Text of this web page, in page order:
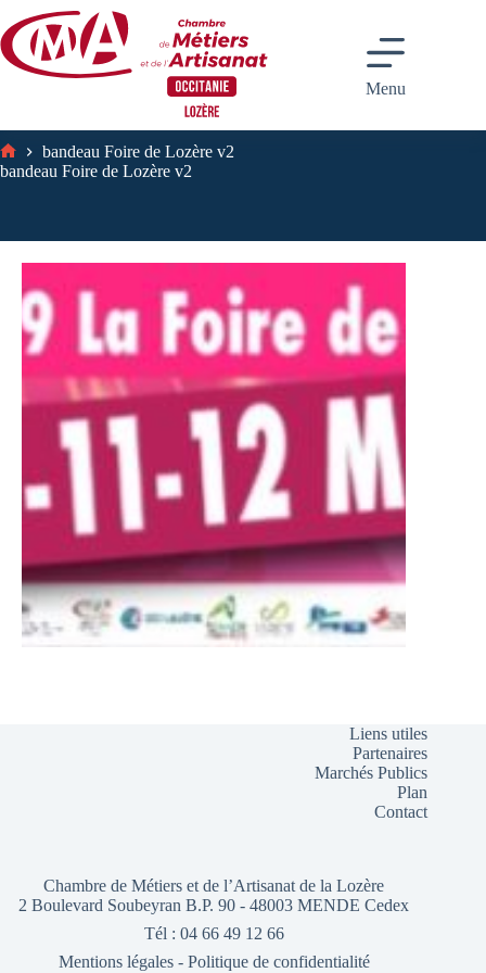
au
contenu
Menu
Accueil
bandeau Foire de Lozère v2
bandeau Foire de Lozère v2
Liens utiles
Partenaires
Marchés Publics
Plan
Contact
Chambre de Métiers et de l’Artisanat de la Lozère
2 Boulevard Soubeyran B.P. 90 - 48003 MENDE Cedex
Tél : 04 66 49 12 66
Mentions légales- Politique de confidentialité